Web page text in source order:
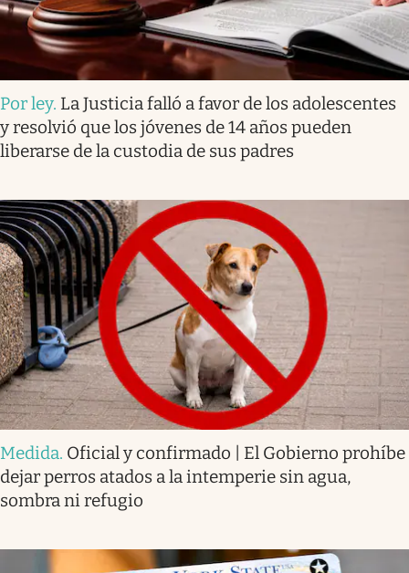
Por ley. La Justicia falló a favor de los adolescentes
y resolvió que los jóvenes de 14 años pueden
liberarse de la custodia de sus padres
Medida. Oficial y confirmado | El Gobierno prohíbe
dejar perros atados a la intemperie sin agua,
sombra ni refugio